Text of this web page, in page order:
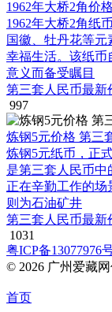
1962年大桥2角价
1962年大桥2角纸
国徽、牡丹花等
幸福生活。该纸币
意义而备受瞩目
第三套人民币最新
997
炼钢5元价格 第三
炼钢5元纸币，正
是第三套人民币中
正在辛勤工作的场
则为石油矿井
第三套人民币最新
1031
粤ICP备13077976
© 2026 广州爱藏
首页